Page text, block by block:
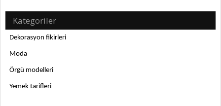
Kategoriler
Dekorasyon fikirleri
Moda
Örgü modelleri
Yemek tarifleri